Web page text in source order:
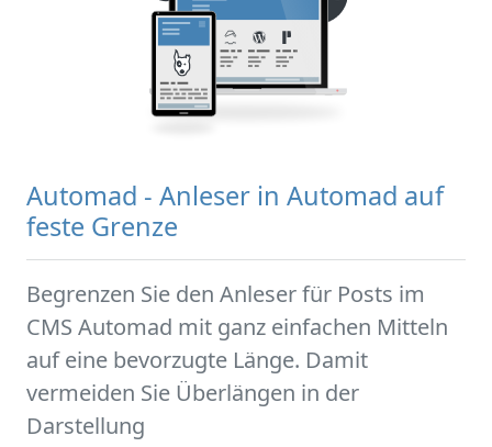
Automad - Anleser in Automad auf
feste Grenze
Begrenzen Sie den Anleser für Posts im
CMS Automad mit ganz einfachen Mitteln
auf eine bevorzugte Länge. Damit
vermeiden Sie Überlängen in der
Darstellung